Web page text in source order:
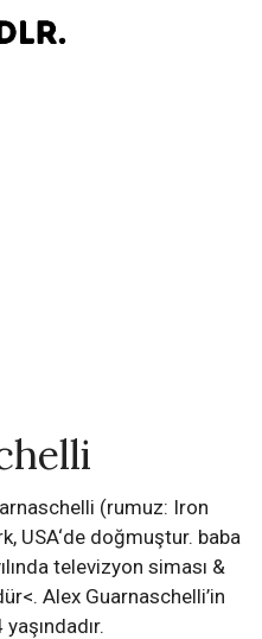
(rumuz: Iron
USA‘de doğmuştur. baba
televizyon siması &
Alex Guarnaschelli’in